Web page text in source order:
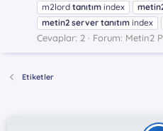
m2lord tanıtım index
metin2 server tanıtım index
Cevaplar: 2 Forum: Metin2
Etiketler